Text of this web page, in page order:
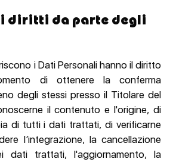
diritti da parte degli
i Dati Personali hanno il diritto
di ottenere la conferma
degli stessi presso il Titolare del
il contenuto e l'origine, di
di tutti i dati trattati, di verificarne
l’integrazione, la cancellazione
dati trattati, l'aggiornamento, la